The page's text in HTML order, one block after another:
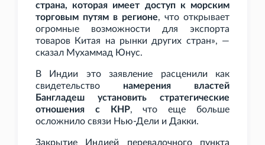
страна, которая имеет доступ к морским
торговым путям в регионе, что открывает
огромные возможности для экспорта
товаров Китая на рынки других стран», —
сказал Мухаммад Юнус.
В Индии это заявление расценили как
свидетельство намерения властей
Бангладеш установить стратегические
отношения с КНР, что еще больше
осложнило связи Нью-Дели и Дакки.
Закрытие Индией перевалочного пункта